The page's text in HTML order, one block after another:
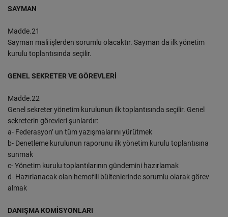
SAYMAN
Madde.21
Sayman mali işlerden sorumlu olacaktır. Sayman da ilk yönetim
kurulu toplantısında seçilir.
GENEL SEKRETER VE GÖREVLERİ
Madde.22
Genel sekreter yönetim kurulunun ilk toplantısında seçilir. Genel
sekreterin görevleri şunlardır:
a- Federasyon’ un tüm yazışmalarını yürütmek
b- Denetleme kurulunun raporunu ilk yönetim kurulu toplantısına
sunmak
c- Yönetim kurulu toplantılarının gündemini hazırlamak
d- Hazırlanacak olan hemofili bültenlerinde sorumlu olarak görev
almak
DANIŞMA KOMİSYONLARI